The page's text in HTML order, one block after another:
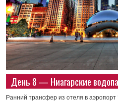
День 8 — Ниагарские
Ранний трансфер из отеля в